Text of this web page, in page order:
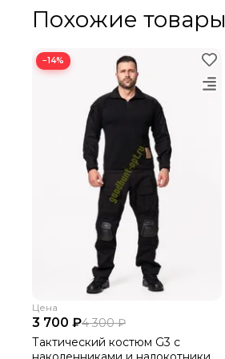
Похожие товары
−14%
Цена
3 700 ₽4 300 ₽
Тактический костюм G3 с